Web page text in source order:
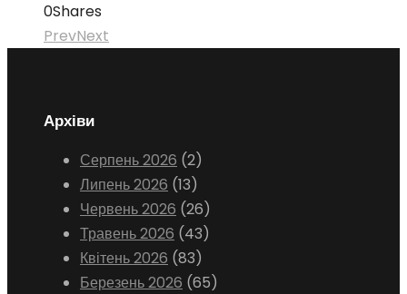
0Shares
PrevNext
Архіви
Серпень 2026 (2)
Липень 2026 (13)
Червень 2026 (26)
Травень 2026 (43)
Квітень 2026 (83)
Березень 2026 (65)